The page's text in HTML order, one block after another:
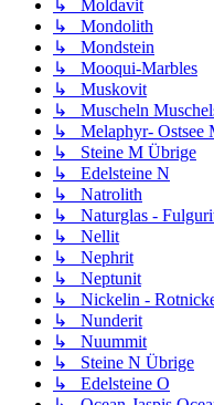
↳ Moldavit
↳ Mondolith
↳ Mondstein
↳ Mooqui-Marbles
↳ Muskovit
↳ Muscheln
↳ Melaphyr- Ostsee
↳ Steine M Übrige
↳ Edelsteine N
↳ Natrolith
↳ Naturglas -
↳ Nellit
↳ Nephrit
↳ Neptunit
↳ Nickelin -
↳ Nunderit
↳ Nuummit
↳ Steine N Übrige
↳ Edelsteine O